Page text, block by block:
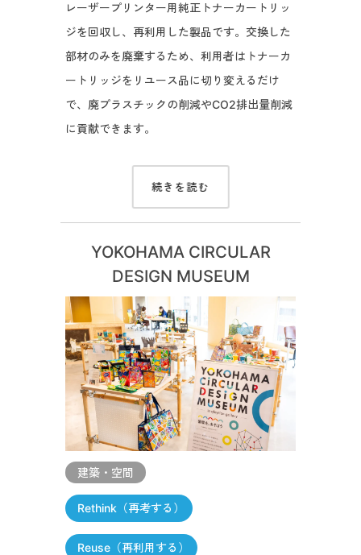
レーザープリンター用純正トナーカートリッ
ジを回収し、再利用した製品です。交換した
部材のみを廃棄するため、利用者はトナーカ
ートリッジをリユース品に切り変えるだけ
で、廃プラスチックの削減やCO2排出量削減
に貢献できます。
続きを読む
YOKOHAMA CIRCULAR
DESIGN MUSEUM
建築・空間
Rethink（再考する）
Reuse（再利用する）